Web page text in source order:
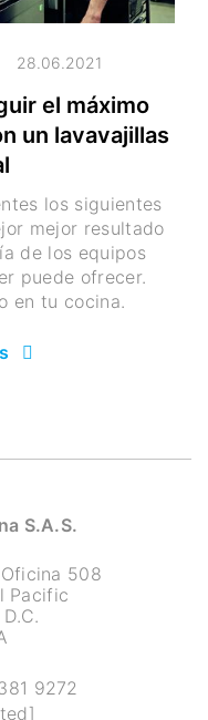
28.06.2021
el máximo
un lavavajillas
los siguientes
mejor resultado
de los equipos
puede ofrecer.
en tu cocina.
S.A.S.
508
Pacific
9272